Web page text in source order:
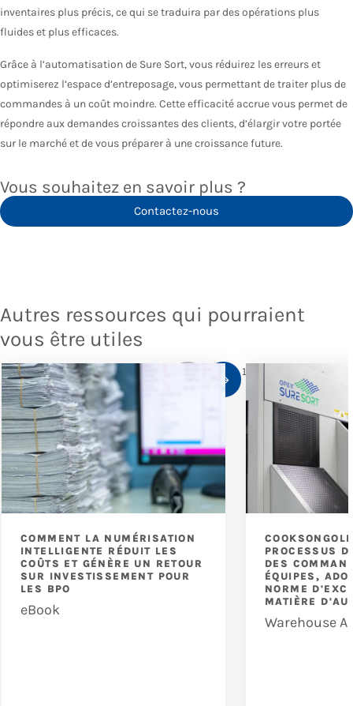
inventaires plus précis, ce qui se traduira par des opérations plus
fluides et plus efficaces.
Grâce à l’automatisation de Sure Sort, vous réduirez les erreurs et
optimiserez l’espace d’entreposage, vous permettant de traiter plus de
commandes à un coût moindre. Cette efficacité accrue vous permet de
répondre aux demandes croissantes des clients, d’élargir votre portée
sur le marché et de vous préparer à une croissance future.
Vous souhaitez en savoir plus ?
Contactez-nous
Autres ressources qui pourraient
vous être utiles
COMMENT LA NUMÉRISATION
INTELLIGENTE RÉDUIT LES
COÛTS ET GÉNÈRE UN RETOUR
SUR INVESTISSEMENT POUR
LES BPO
eBook
PROCESSUS
DES
ÉQUIPES,
NORME
MATIÈRE
Warehouse
1